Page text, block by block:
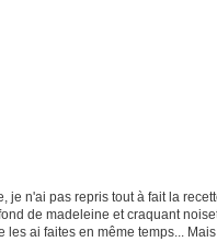
je n'ai pas repris tout à fait la
de madeleine et craquant
les ai faites en même temps...